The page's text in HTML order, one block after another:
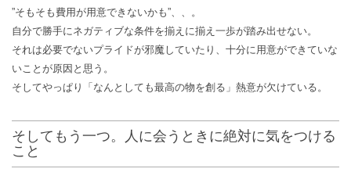
”そもそも費用が用意できないかも”、、。
自分で勝手にネガティブな条件を揃えに揃え一歩が踏み出せない。
それは必要でないプライドが邪魔していたり、十分に用意ができていな
いことが原因と思う。
そしてやっぱり「なんとしても最高の物を創る」熱意が欠けている。
そしてもう一つ。人に会うときに絶対に気をつける
こと